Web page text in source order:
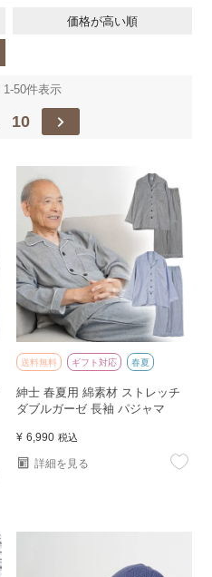
価格が高い順
1 -50件表示
10
送料無料 ギフト対応 春夏
紳士 春夏用 綿素材 ストレッチ
ダブルガーゼ 長袖 パジャマ
¥ 6,990 税込
詳細を見る